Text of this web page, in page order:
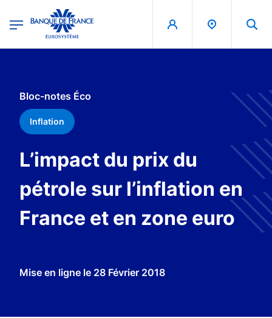
Banque de France - Menu Principal
Bloc-notes Éco
Inflation
L’impact du prix du
pétrole sur l’inflation en
France et en zone euro
Mise en ligne le 28 Février 2018